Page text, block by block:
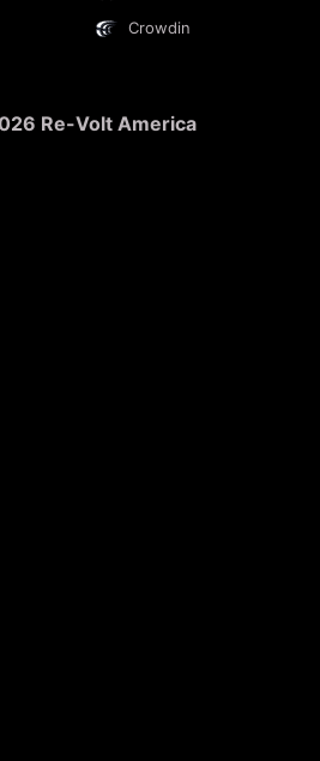
Crowdin
Re-Volt America